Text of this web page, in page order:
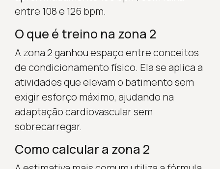
entre 108 e 126 bpm.
O que é treino na zona 2
A zona 2 ganhou espaço entre conceitos
de condicionamento físico. Ela se aplica a
atividades que elevam o batimento sem
exigir esforço máximo, ajudando na
adaptação cardiovascular sem
sobrecarregar.
Como calcular a zona 2